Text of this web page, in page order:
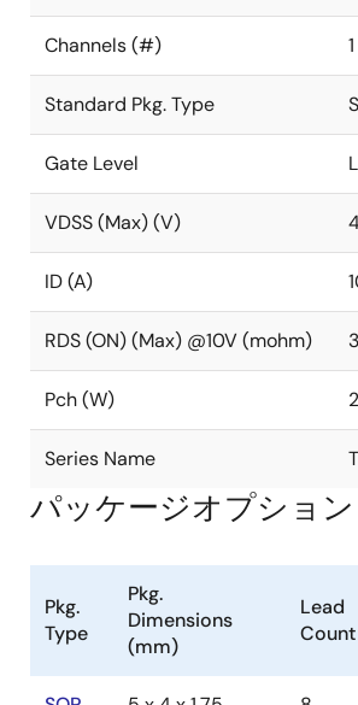
Channels (#) 1
Standard Pkg. Type
Gate Level
VDSS (Max) (V)
ID (A)
RDS (ON) (Max) @10V (mohm)
Pch (W)
Series Name
パッケージオプション
Pkg.
Type
Pkg.
Dimensions
(mm)
Lead